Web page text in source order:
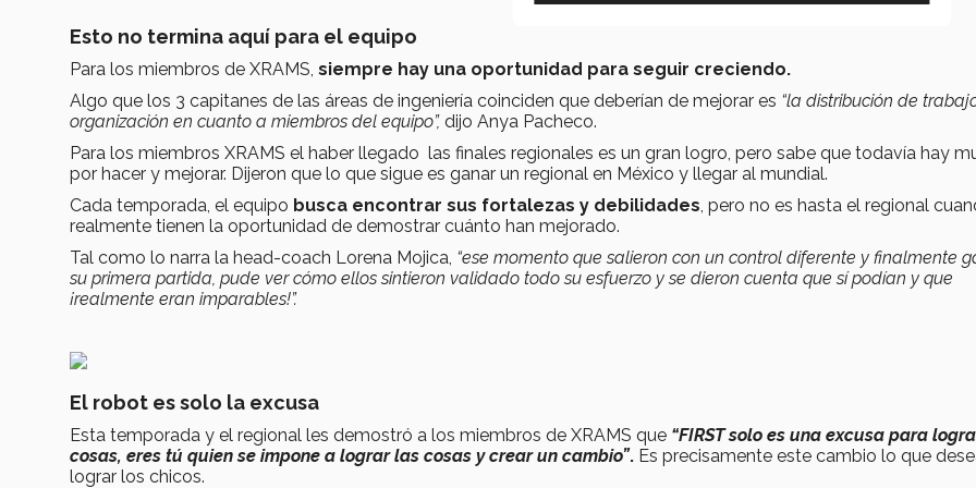
Esto no termina aquí para el equipo
Para los miembros de XRAMS, siempre hay una oportunidad para seguir creciendo.
Algo que los 3 capitanes de las áreas de ingeniería coinciden que deberían de mejorar es “la distribución de
organización en cuanto a miembros del equipo”, dijo Anya Pacheco.
Para los miembros XRAMS el haber llegado las finales regionales es un gran logro, pero sabe que todavía hay
por hacer y mejorar. Dijeron que lo que sigue es ganar un regional en México y llegar al mundial.
Cada temporada, el equipo busca encontrar sus fortalezas y debilidades , pero no es hasta el regional
realmente tienen la oportunidad de demostrar cuánto han mejorado.
Tal como lo narra la head-coach Lorena Mojica, “ese momento que salieron con un control diferente y finalmente
su primera partida, pude ver cómo ellos sintieron validado todo su esfuerzo y se dieron cuenta que sí podían y que
¡realmente eran imparables!”.
El robot es solo la excusa
Esta temporada y el regional les demostró a los miembros de XRAMS que “FIRST solo es una excusa para
cosas, eres tú quien se impone a lograr las cosas y crear un cambio”. Es precisamente este cambio lo que
lograr los chicos.